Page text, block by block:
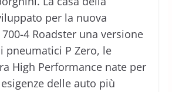
per la nuova
4 Roadster una versione
pneumatici P Zero, le
High Performance nate per
delle auto più